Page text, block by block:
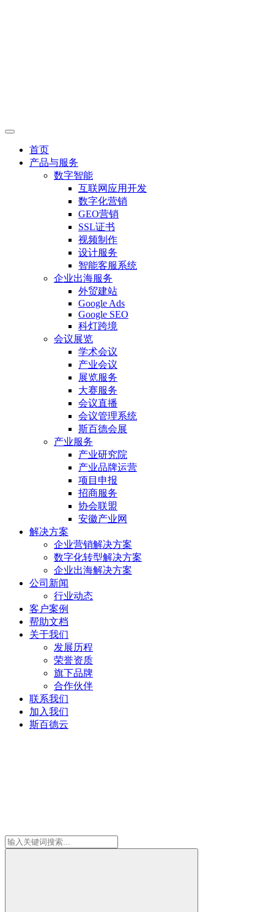
首页
产品与服务
数字智能
互联网应用开发
数字化营销
GEO营销
SSL证书
视频制作
设计服务
智能客服系统
企业出海服务
外贸建站
Google Ads
Google SEO
科灯跨境
会议展览
学术会议
产业会议
展览服务
大赛服务
会议直播
会议管理系统
斯百德会展
产业服务
产业研究院
产业品牌运营
项目申报
招商服务
协会联盟
安徽产业网
解决方案
企业营销解决方案
数字化转型解决方案
企业出海解决方案
公司新闻
行业动态
客户案例
帮助文档
关于我们
发展历程
荣誉资质
旗下品牌
合作伙伴
联系我们
加入我们
斯百德云